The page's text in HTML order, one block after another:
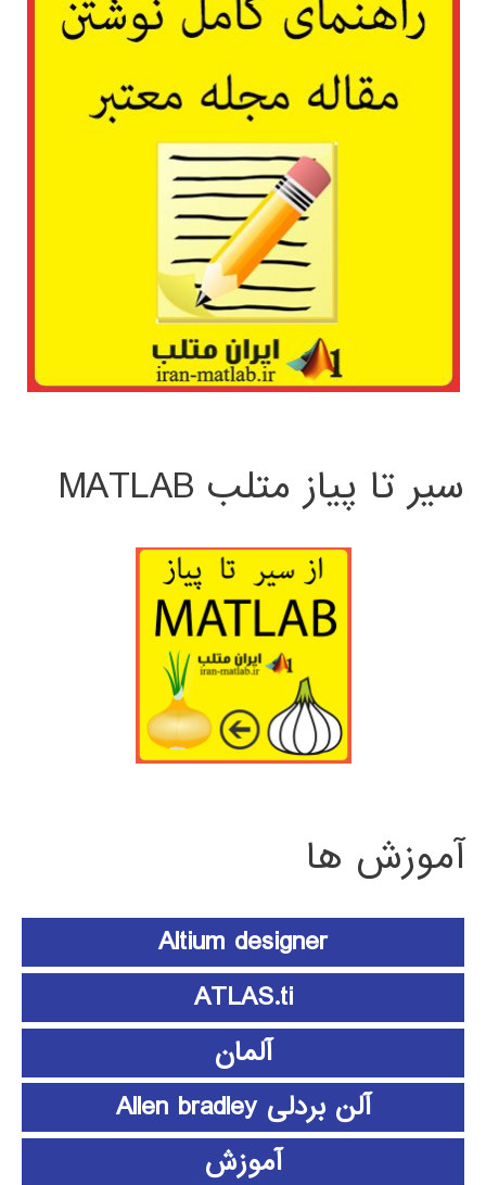
سیر تا پیاز متلب MATLAB
آموزش ها
Altium designer
ATLAS.ti
آلمان
آلن بردلی Allen bradley
آموزش